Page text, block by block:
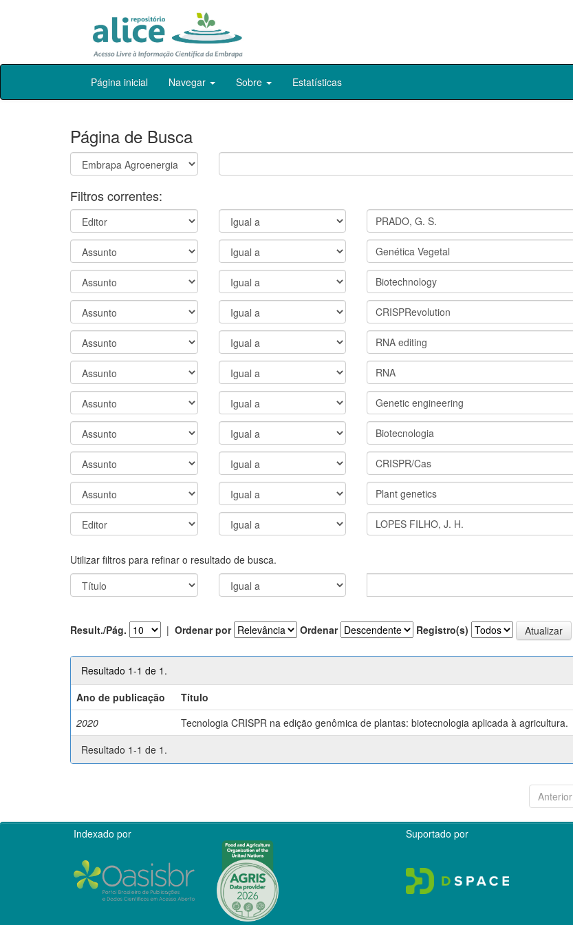
Skip
Página inicial Navegar Sobre Estatísticas
Página de Busca
Filtros correntes:
Utilizar filtros para refinar o resultado de busca.
Result./Pág. | Ordenar por Ordenar Registro(s)
Resultado 1-1 de 1.
Ano de publicação
Título
2020
Tecnologia CRISPR na edição genômica de plantas: biotecnologia aplicada à agricultura.
Resultado 1-1 de 1.
Anterior
Indexado por Suportado por